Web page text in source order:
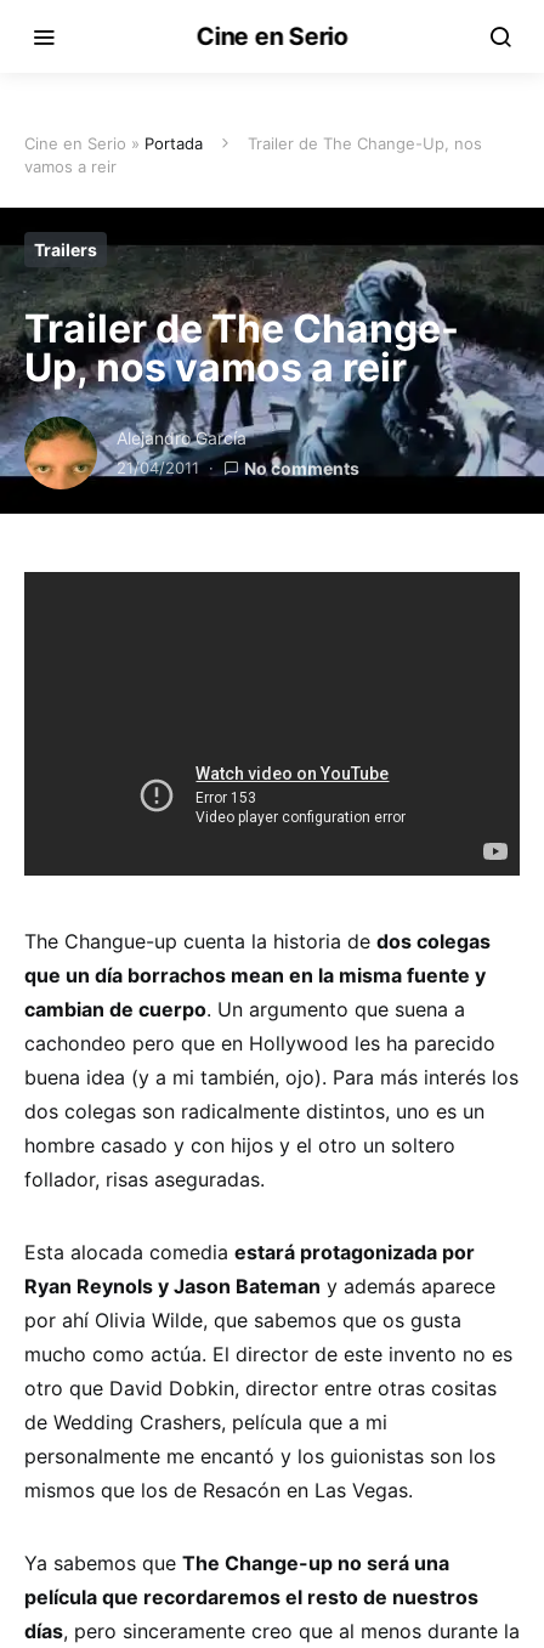
Cine en Serio
Cine en Serio » Portada
Trailer de The Change-Up, nos
vamos a reir
Trailers
Trailer de The Change-
Up, nos vamos a reir
Alejandro García
21/04/2011 No comments
The Changue-up cuenta la historia de dos colegas
que un día borrachos mean en la misma fuente y
cambian de cuerpo. Un argumento que suena a
cachondeo pero que en Hollywood les ha parecido
buena idea (y a mi también, ojo). Para más interés los
dos colegas son radicalmente distintos, uno es un
hombre casado y con hijos y el otro un soltero
follador, risas aseguradas.
Esta alocada comedia estará protagonizada por
Ryan Reynols y Jason Bateman y además aparece
por ahí Olivia Wilde, que sabemos que os gusta
mucho como actúa. El director de este invento no es
otro que David Dobkin, director entre otras cositas
de Wedding Crashers, película que a mi
personalmente me encantó y los guionistas son los
mismos que los de Resacón en Las Vegas.
Ya sabemos que The Change-up no será una
película que recordaremos el resto de nuestros
días, pero sinceramente creo que al menos durante la